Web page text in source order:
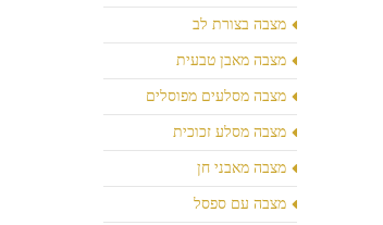
מצבה בצורת לב
מצבה מאבן טבעית
מצבה מסלעים מפוסלים
מצבה מסלע זכוכית
מצבה מאבני חן
מצבה עם ספסל